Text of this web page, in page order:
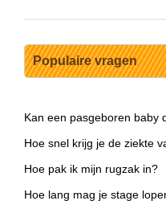
Populaire vragen
Kan een pasgeboren baby
Hoe snel krijg je de ziekte
Hoe pak ik mijn rugzak in?
Hoe lang mag je stage